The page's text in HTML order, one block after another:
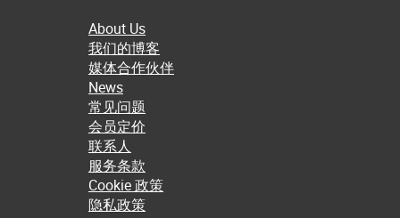
About Us
我们的博客
媒体合作伙伴
News
常见问题
会员定价
联系人
服务条款
Cookie 政策
隐私政策